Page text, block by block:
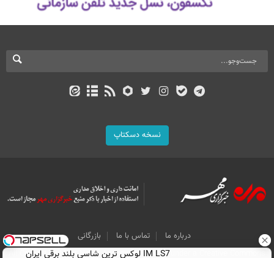
نسخه دسکتاپ
درباره ما تماس با ما
بازرگانی
All Content by Mehr News Agency is licensed under a Creative Commons
IM LS7 لوکس ترین شاسی بلند برقی ایران